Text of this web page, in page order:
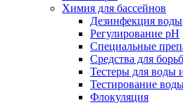
Химия для бассейнов
Дезинфекция воды
Регулирование pH
Специальные
Средства для
Тестеры для воды
Тестирование
Флокуляция